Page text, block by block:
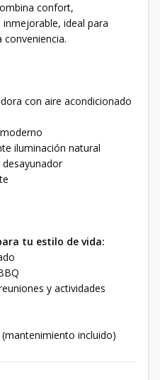
confort,
ideal para
conveniencia.
con aire acondicionado
iluminación natural
tu estilo de vida:
y actividades
incluido)